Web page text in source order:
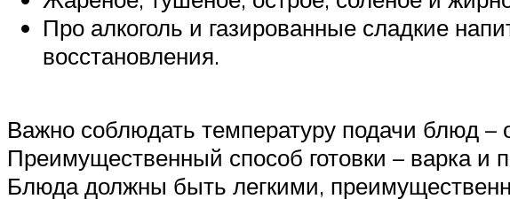
Про алкоголь и газированные сладкие
восстановления.
Важно соблюдать температуру подачи блюд –
Преимущественный способ готовки – варка и
Блюда должны быть легкими,